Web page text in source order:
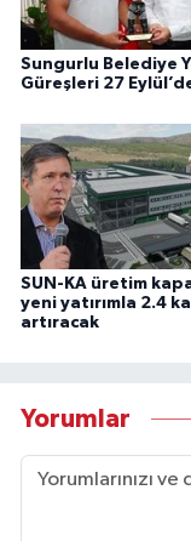
Sungurlu Belediye
Güreşleri 27
SUN-KA üretim
yeni yatırımla 2.4
artıracak
Yorumlar